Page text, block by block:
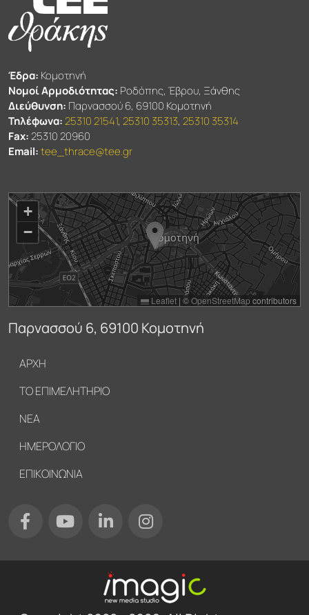
Έδρα: Κομοτηνή
Νομοί Αρμοδιότητας: Ροδόπης, Έβρου, Ξάνθης
Διεύθυνση: Παρνασσού 6, 69100 Κομοτηνή
Τηλέφωνα:25310 21541,25310 35313,25310 35314
Fax:25310 20960
Email:tee_thrace@tee.gr
Υποσέλιδο
ΑΡΧΗ
ΤΟ ΕΠΙΜΕΛΗΤΗΡΙΟ
ΝΕΑ
ΗΜΕΡΟΛΟΓΙΟ
ΕΠΙΚΟΙΝΩΝΙΑ
+
−
Leaflet | ©OpenStreetMap contributors
Παρνασσού 6, 69100 Κομοτηνή